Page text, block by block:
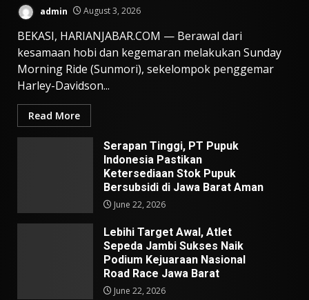
admin August 3, 2026
BEKASI, HARIANJABAR.COM — Berawal dari
kesamaan hobi dan kegemaran melakukan Sunday
Morning Ride (Sunmori), sekelompok penggemar
Harley-Davidson...
Read More
Serapan Tinggi, PT Pupuk
Indonesia Pastikan
Ketersediaan Stok Pupuk
Bersubsidi di Jawa Barat Aman
June 22, 2026
Lebihi Target Awal, Atlet
Sepeda Jambi Sukses Naik
Podium Kejuaraan Nasional
Road Race Jawa Barat
June 22, 2026